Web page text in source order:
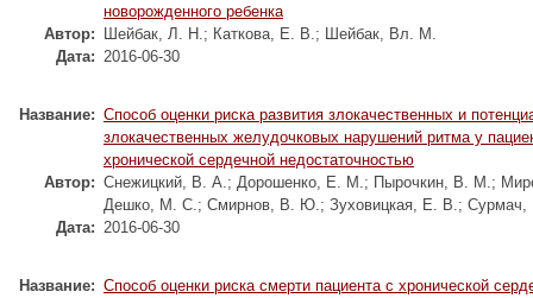
новорожденного ребенка
Автор:
Шейбак, Л. Н.; Каткова, Е. В.; Шейбак, Вл. М.
Дата: 2016-06-30
Название: Способ оценки риска развития злокачественных и
злокачественных желудочковых нарушений ритма у
хронической сердечной недостаточностью
Автор: Снежицкий, В. А.; Дорошенко, Е. М.; Пырочкин, В. М.;
Дешко, М. С.; Смирнов, В. Ю.; Зуховицкая, Е. В.;
Дата: 2016-06-30
Название: Способ оценки риска смерти пациента с хронической